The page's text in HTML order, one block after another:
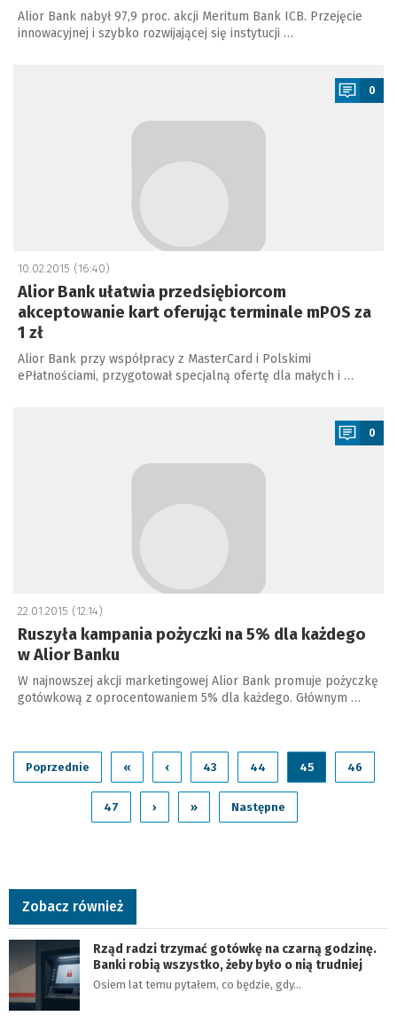
Alior Bank nabył 97,9 proc. akcji Meritum Bank ICB. Przejęcie
innowacyjnej i szybko rozwijającej się instytucji …
0
10.02.2015 (16:40)
Alior Bank ułatwia przedsiębiorcom
akceptowanie kart oferując terminale mPOS za
1 zł
Alior Bank przy współpracy z MasterCard i Polskimi
ePłatnościami, przygotował specjalną ofertę dla małych i …
0
22.01.2015 (12:14)
Ruszyła kampania pożyczki na 5% dla każdego
w Alior Banku
W najnowszej akcji marketingowej Alior Bank promuje pożyczkę
gotówkową z oprocentowaniem 5% dla każdego. Głównym …
Poprzednie « ‹ 43 44 45 46
47 › » Następne
Zobacz również
Rząd radzi trzymać gotówkę na czarną godzinę.
Banki robią wszystko, żeby było o nią trudniej
Osiem lat temu pytałem, co będzie, gdy…